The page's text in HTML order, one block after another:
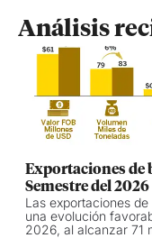
Análisis
Exportaciones
Semestre del 2026
Las exportaciones
una evolución
2026, al alcanzar 71